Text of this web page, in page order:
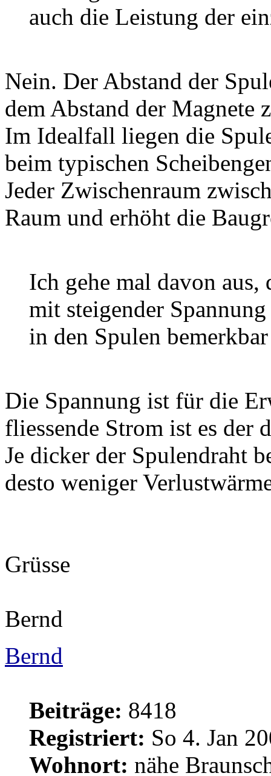
auch die Leistung der
Nein. Der Abstand der
dem Abstand der Magnete
Im Idealfall liegen die
beim typischen
Jeder Zwischenraum
Raum und erhöht die
Ich gehe mal davon aus,
mit steigender
in den Spulen
Die Spannung ist für die
fliessende Strom ist es der
Je dicker der Spulendraht
desto weniger
Grüsse
Bernd
Bernd
Beiträge: 8418
Registriert: So 4. Jan
Wohnort: nähe